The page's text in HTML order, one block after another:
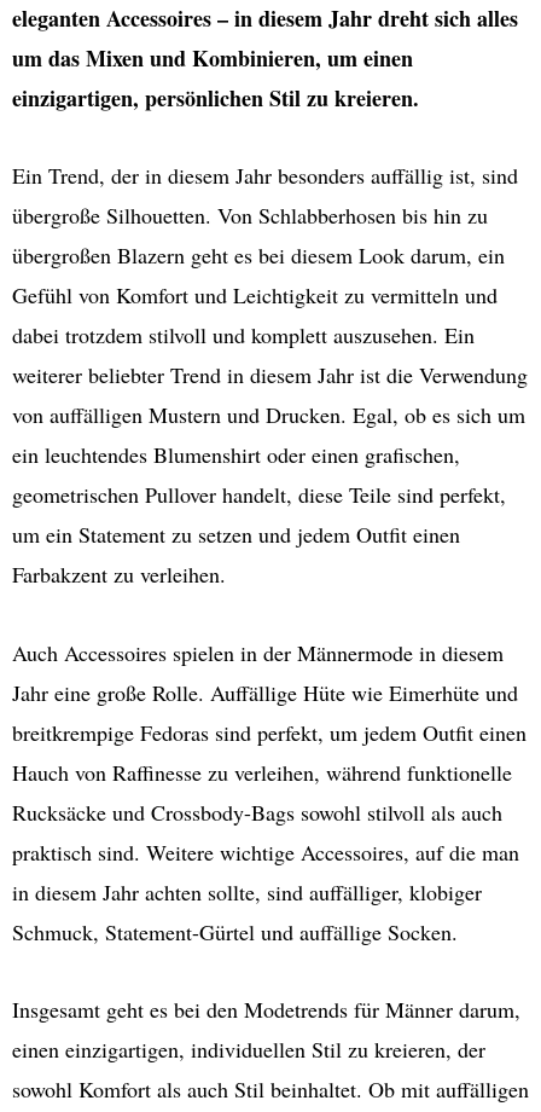
eleganten Accessoires – in diesem Jahr dreht sich alles
um das Mixen und Kombinieren, um einen
einzigartigen, persönlichen Stil zu kreieren.
Ein Trend, der in diesem Jahr besonders auffällig ist, sind
übergroße Silhouetten. Von Schlabberhosen bis hin zu
übergroßen Blazern geht es bei diesem Look darum, ein
Gefühl von Komfort und Leichtigkeit zu vermitteln und
dabei trotzdem stilvoll und komplett auszusehen. Ein
weiterer beliebter Trend in diesem Jahr ist die Verwendung
von auffälligen Mustern und Drucken. Egal, ob es sich um
ein leuchtendes Blumenshirt oder einen grafischen,
geometrischen Pullover handelt, diese Teile sind perfekt,
um ein Statement zu setzen und jedem Outfit einen
Farbakzent zu verleihen.
Auch Accessoires spielen in der Männermode in diesem
Jahr eine große Rolle. Auffällige Hüte wie Eimerhüte und
breitkrempige Fedoras sind perfekt, um jedem Outfit einen
Hauch von Raffinesse zu verleihen, während funktionelle
Rucksäcke und Crossbody-Bags sowohl stilvoll als auch
praktisch sind. Weitere wichtige Accessoires, auf die man
in diesem Jahr achten sollte, sind auffälliger, klobiger
Schmuck, Statement-Gürtel und auffällige Socken.
Insgesamt geht es bei den Modetrends für Männer darum,
einen einzigartigen, individuellen Stil zu kreieren, der
sowohl Komfort als auch Stil beinhaltet. Ob mit auffälligen